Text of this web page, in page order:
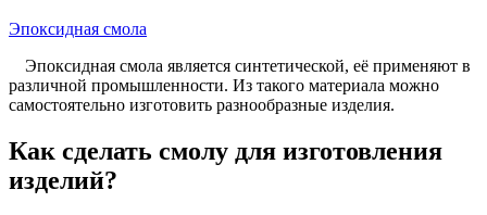
Эпоксидная смола
Эпоксидная смола является синтетической, её применяют в
различной промышленности. Из такого материала можно
самостоятельно изготовить разнообразные изделия.
Как сделать смолу для изготовления
изделий?